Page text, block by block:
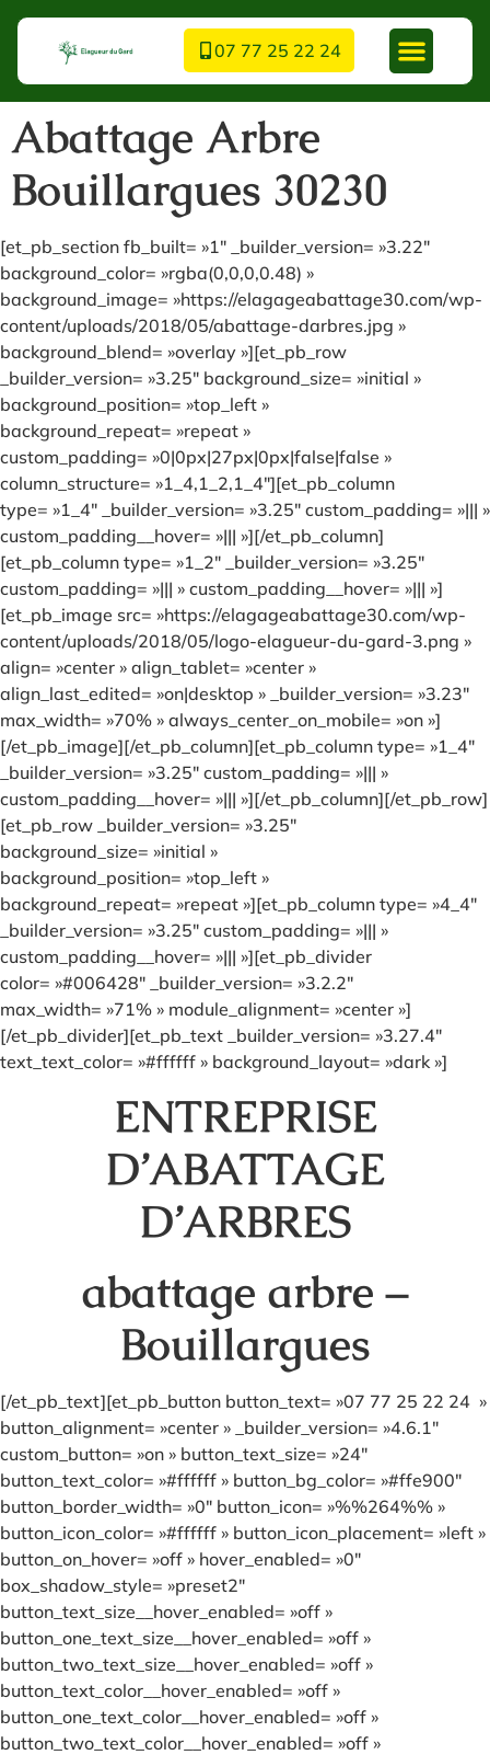
07 77 25 22 24
Abattage Arbre
Bouillargues 30230
[et_pb_section fb_built= »1″ _builder_version= »3.22″
background_color= »rgba(0,0,0,0.48) »
background_image= »https://elagageabattage30.com/wp-
content/uploads/2018/05/abattage-darbres.jpg »
background_blend= »overlay »][et_pb_row
_builder_version= »3.25″ background_size= »initial »
background_position= »top_left »
background_repeat= »repeat »
custom_padding= »0|0px|27px|0px|false|false »
column_structure= »1_4,1_2,1_4″][et_pb_column
type= »1_4″ _builder_version= »3.25″ custom_padding= »||| »
custom_padding__hover= »||| »][/et_pb_column]
[et_pb_column type= »1_2″ _builder_version= »3.25″
custom_padding= »||| » custom_padding__hover= »||| »]
[et_pb_image src= »https://elagageabattage30.com/wp-
content/uploads/2018/05/logo-elagueur-du-gard-3.png »
align= »center » align_tablet= »center »
align_last_edited= »on|desktop » _builder_version= »3.23″
max_width= »70% » always_center_on_mobile= »on »]
[/et_pb_image][/et_pb_column][et_pb_column type= »1_4″
_builder_version= »3.25″ custom_padding= »||| »
custom_padding__hover= »||| »][/et_pb_column][/et_pb_row]
[et_pb_row _builder_version= »3.25″
background_size= »initial »
background_position= »top_left »
background_repeat= »repeat »][et_pb_column type= »4_4″
_builder_version= »3.25″ custom_padding= »||| »
custom_padding__hover= »||| »][et_pb_divider
color= »#006428″ _builder_version= »3.2.2″
max_width= »71% » module_alignment= »center »]
[/et_pb_divider][et_pb_text _builder_version= »3.27.4″
text_text_color= »#ffffff » background_layout= »dark »]
ENTREPRISE
D’ABATTAGE
D’ARBRES
abattage arbre –
Bouillargues
[/et_pb_text][et_pb_button button_text= »07 77 25 22 24 »
button_alignment= »center » _builder_version= »4.6.1″
custom_button= »on » button_text_size= »24″
button_text_color= »#ffffff » button_bg_color= »#ffe900″
button_border_width= »0″ button_icon= »%%264%% »
button_icon_color= »#ffffff » button_icon_placement= »left »
button_on_hover= »off » hover_enabled= »0″
box_shadow_style= »preset2″
button_text_size__hover_enabled= »off »
button_one_text_size__hover_enabled= »off »
button_two_text_size__hover_enabled= »off »
button_text_color__hover_enabled= »off »
button_one_text_color__hover_enabled= »off »
button_two_text_color__hover_enabled= »off »